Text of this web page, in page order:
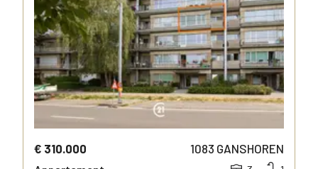
€ 310.000 1083 GANSHOREN